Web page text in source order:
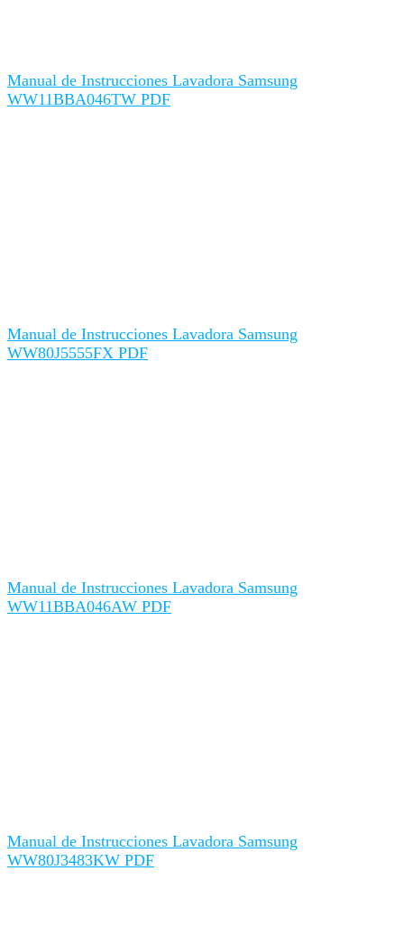
Manual de Instrucciones Lavadora Samsung
WW11BBA046TW PDF
Manual de Instrucciones Lavadora Samsung
WW80J5555FX PDF
Manual de Instrucciones Lavadora Samsung
WW11BBA046AW PDF
Manual de Instrucciones Lavadora Samsung
WW80J3483KW PDF